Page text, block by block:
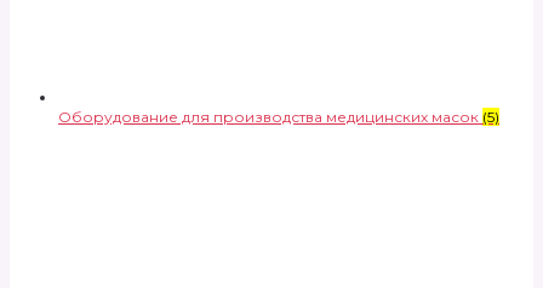
Оборудование для производства медицинских масок (5)